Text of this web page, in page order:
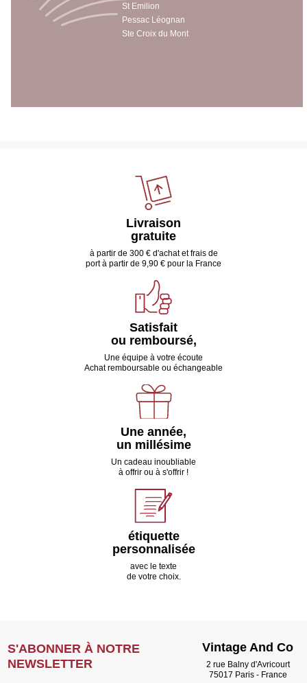
St Emilion
Pessac Léognan
Ste Croix du Mont
Livraison
gratuite
à partir de 300 € d'achat et frais de
port à partir de 9,90 € pour la France
Satisfait
ou remboursé,
Une équipe à votre écoute
Achat remboursable ou échangeable
Une année,
un millésime
Un cadeau inoubliable
à offrir ou à s'offrir !
étiquette
personnalisée
avec le texte
de votre choix.
S'ABONNER À NOTRE
NEWSLETTER
Vintage And Co
2 rue Balny d'Avricourt
75017 Paris - France